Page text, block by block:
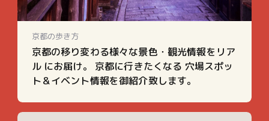
京都の歩き方
京都の移り変わる様々な景色・観光情報をリア
ル にお届け。 京都に行きたくなる 穴場スポッ
ト＆イベント情報を御紹介致します。